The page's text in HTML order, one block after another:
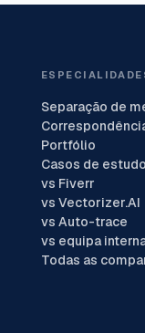
Separação de
Portfólio
Casos de estudo
vs Fiverr
vs Vectorizer.AI
vs Auto-trace
vs equipa
Todas as